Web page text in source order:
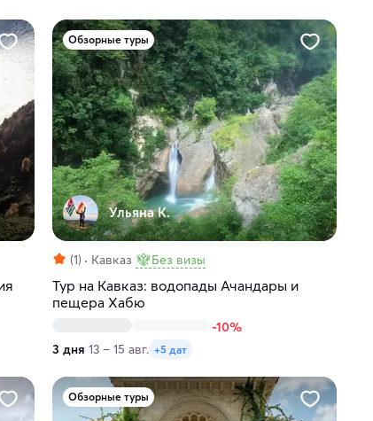
Обзорные туры
Ульяна К.
(1) Кавказ Без визы
Тур на Кавказ: водопады Ачандары и
пещера Хабю
-10%
3 дня 13 – 15 авг. +5 дат
Обзорные туры